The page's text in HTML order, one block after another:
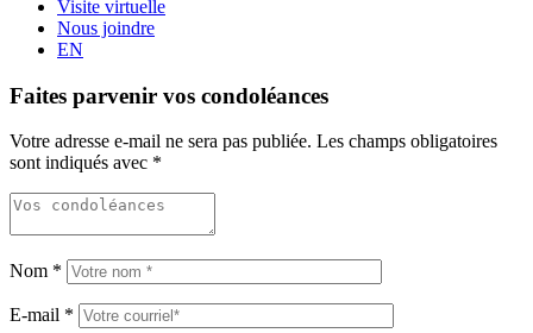
Visite virtuelle
Nous joindre
EN
Faites parvenir vos condoléances
Votre adresse e-mail ne sera pas publiée. Les champs obligatoires
sont indiqués avec *
Nom *
E-mail *